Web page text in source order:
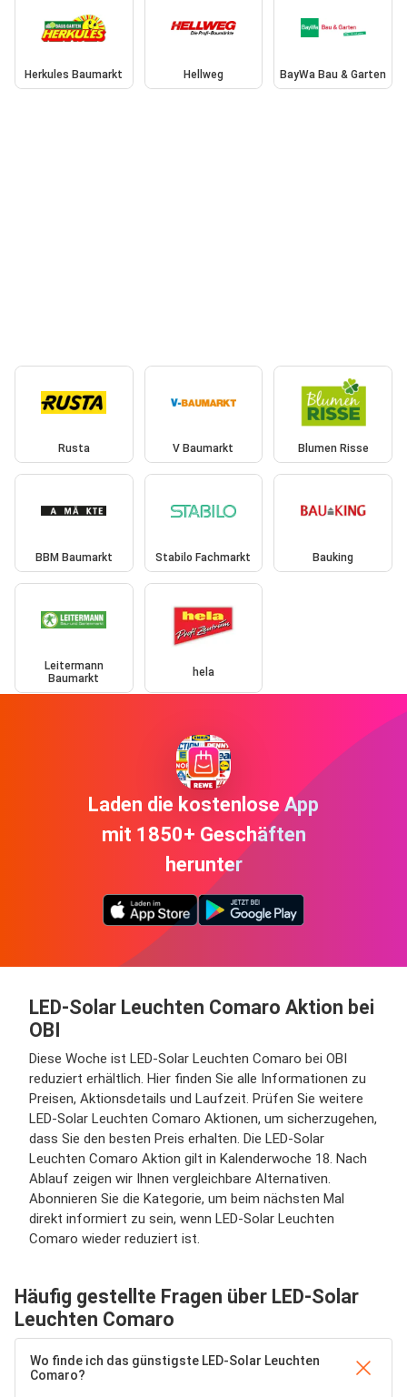
Herkules Baumarkt Hellweg BayWa Bau & Garten
Rusta V Baumarkt Blumen Risse
BBM Baumarkt Stabilo Fachmarkt Bauking
Leitermann
Baumarkt
hela
Laden die kostenlose App
mit 1850+ Geschäften
herunter
LED-Solar Leuchten Comaro Aktion bei
OBI
Diese Woche ist LED-Solar Leuchten Comaro bei OBI
reduziert erhältlich. Hier finden Sie alle Informationen zu
Preisen, Aktionsdetails und Laufzeit. Prüfen Sie weitere
LED-Solar Leuchten Comaro Aktionen, um sicherzugehen,
dass Sie den besten Preis erhalten. Die LED-Solar
Leuchten Comaro Aktion gilt in Kalenderwoche 18. Nach
Ablauf zeigen wir Ihnen vergleichbare Alternativen.
Abonnieren Sie die Kategorie, um beim nächsten Mal
direkt informiert zu sein, wenn LED-Solar Leuchten
Comaro wieder reduziert ist.
Häufig gestellte Fragen über LED-Solar
Leuchten Comaro
Wo finde ich das günstigste LED-Solar Leuchten
Comaro?